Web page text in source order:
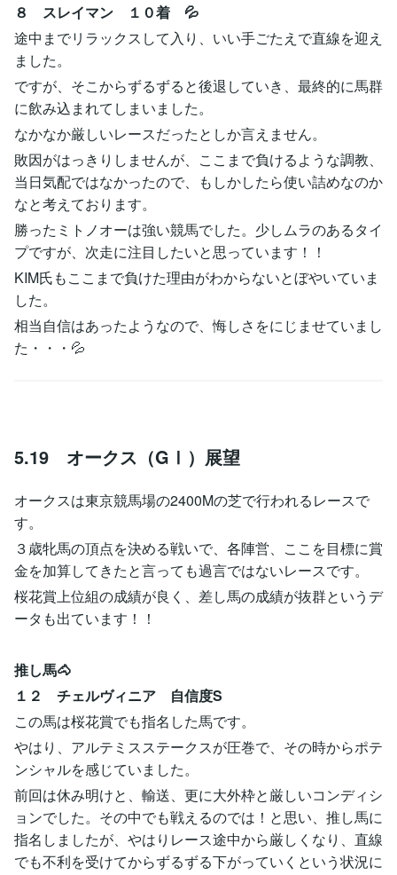
８ スレイマン １０着 💦
途中までリラックスして入り、いい手ごたえで直線を迎え
ました。
ですが、そこからずるずると後退していき、最終的に馬群
に飲み込まれてしまいました。
なかなか厳しいレースだったとしか言えません。
敗因がはっきりしませんが、ここまで負けるような調教、
当日気配ではなかったので、もしかしたら使い詰めなのか
なと考えております。
勝ったミトノオーは強い競馬でした。少しムラのあるタイ
プですが、次走に注目したいと思っています！！
KIM氏もここまで負けた理由がわからないとぼやいていま
した。
相当自信はあったようなので、悔しさをにじませていまし
た・・・💦
5.19 オークス（GⅠ）展望
オークスは東京競馬場の2400Mの芝で行われるレースで
す。
３歳牝馬の頂点を決める戦いで、各陣営、ここを目標に賞
金を加算してきたと言っても過言ではないレースです。
桜花賞上位組の成績が良く、差し馬の成績が抜群というデ
ータも出ています！！
推し馬🐴
１２ チェルヴィニア 自信度S
この馬は桜花賞でも指名した馬です。
やはり、アルテミスステークスが圧巻で、その時からポテ
ンシャルを感じていました。
前回は休み明けと、輸送、更に大外枠と厳しいコンディシ
ョンでした。その中でも戦えるのでは！と思い、推し馬に
指名しましたが、やはりレース途中から厳しくなり、直線
でも不利を受けてからずるずる下がっていくという状況に